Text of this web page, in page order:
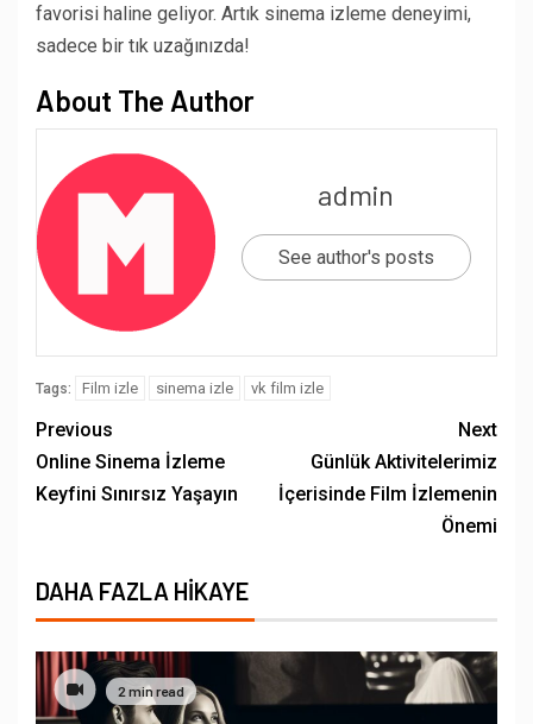
favorisi haline geliyor. Artık sinema izleme deneyimi,
sadece bir tık uzağınızda!
About The Author
admin
See author's posts
Tags: Film izle sinema izle vk film izle
Previous
Online Sinema İzleme
Keyfini Sınırsız Yaşayın
Next
Günlük Aktivitelerimiz
İçerisinde Film İzlemenin
Önemi
DAHA FAZLA HIKAYE
2 min read